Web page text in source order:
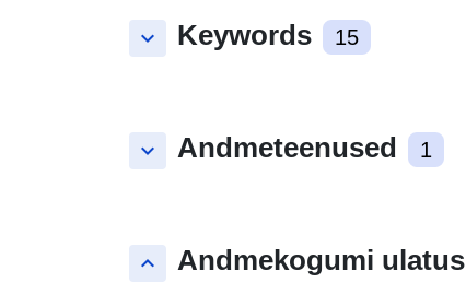
keyboard_arrow_down Keywords 15
keyboard_arrow_down Andmeteenused 1
keyboard_arrow_up Andmekogumi ulatus